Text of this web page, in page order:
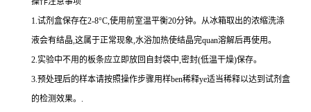
1.试剂盒保存在2-8°C,使用前室温平衡20分钟。从冰箱取出的浓缩洗涤
液会有结晶,这属于正常现象,水浴加热使结晶完quan溶解后再使用。
2.实验中不用的板条应立即放回自封袋中,密封(低温干燥)保存。
3.预处理后的样本请按照操作步骤用样ben稀释ye适当稀释以达到试剂盒
的检测效果。 .